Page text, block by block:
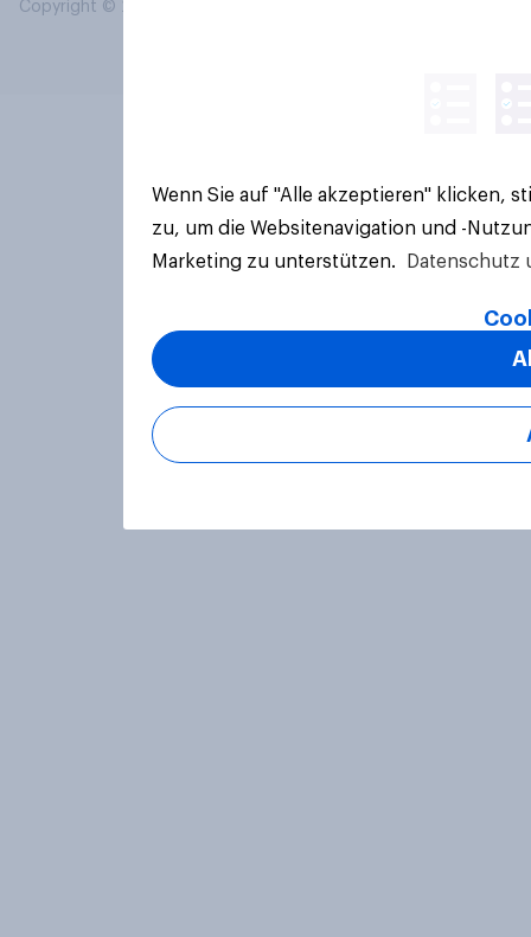
Copyright © 2026 YouGov PLC. Alle Rechte vorbehalten.
Wenn Sie auf "Alle akzeptieren" klicken,
zu, um die Websitenavigation und -
Marketing zu unterstützen.
Datenschutz